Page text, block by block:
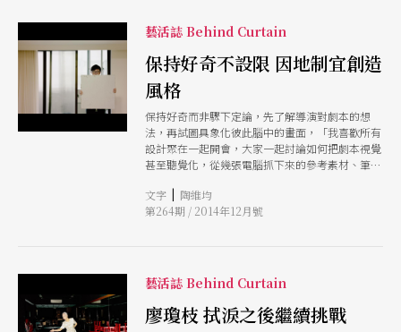
藝活誌 Behind Curtain
保持好奇不設限 因地制宜創造
風格
保持好奇而非驟下定論，先了解導演對劇本的想
法，再試圖具象化彼此腦中的畫面，「我喜歡所有
設計聚在一起開會，大家一起討論如何把劇本視覺
甚至聽覺化，從幾張電腦抓下來的參考素材、筆記
到有足夠信心動手畫圖，必須不斷去挖、去問導演
到底想要什麼，「他可能講的很抽象，但你非得問
文字 | 陶維均
第264期 / 2014年12月號
藝活誌 Behind Curtain
廖瓊枝 拭淚之後繼續挑戰